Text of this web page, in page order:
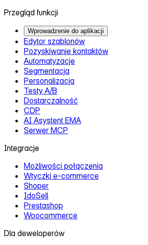
Przegląd funkcji
Wprowadzenie do aplikacji
Edytor szablonów
Pozyskiwanie kontaktów
Automatyzacje
Segmentacja
Personalizacja
Testy A/B
Dostarczalność
CDP
AI Asystent EMA
Serwer MCP
Integracje
Możliwości połączenia
Wtyczki e‑commerce
Shoper
IdoSell
Prestashop
Woocommerce
Dla deweloperów